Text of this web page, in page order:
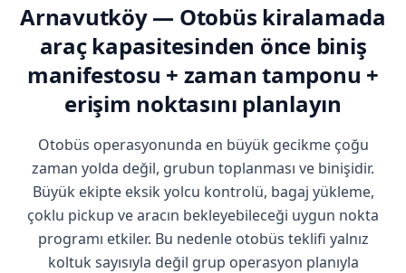
Arnavutköy — Otobüs kiralamada
araç kapasitesinden önce biniş
manifestosu + zaman tamponu +
erişim noktasını planlayın
Otobüs operasyonunda en büyük gecikme çoğu
zaman yolda değil, grubun toplanması ve binişidir.
Büyük ekipte eksik yolcu kontrolü, bagaj yükleme,
çoklu pickup ve aracın bekleyebileceği uygun nokta
programı etkiler. Bu nedenle otobüs teklifi yalnız
koltuk sayısıyla değil grup operasyon planıyla